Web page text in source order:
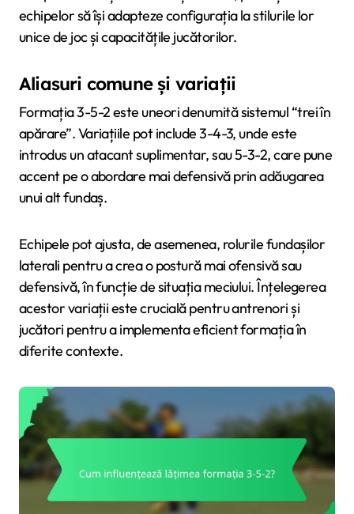
echipelor să își adapteze configurația la stilurile lor
unice de joc și capacitățile jucătorilor.
Aliasuri comune și variații
Formația 3-5-2 este uneori denumită sistemul “trei în
apărare”. Variațiile pot include 3-4-3, unde este
introdus un atacant suplimentar, sau 5-3-2, care pune
accent pe o abordare mai defensivă prin adăugarea
unui alt fundaș.
Echipele pot ajusta, de asemenea, rolurile fundașilor
laterali pentru a crea o postură mai ofensivă sau
defensivă, în funcție de situația meciului. Înțelegerea
acestor variații este crucială pentru antrenori și
jucători pentru a implementa eficient formația în
diferite contexte.